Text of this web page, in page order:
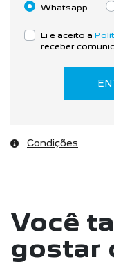
Whatsapp
Li e aceito a
receber
Condições
Você
gostar